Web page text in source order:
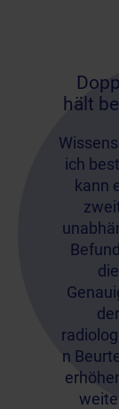
hält
ich
kann
die
der
n